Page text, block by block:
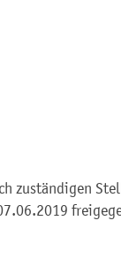
zuständigen